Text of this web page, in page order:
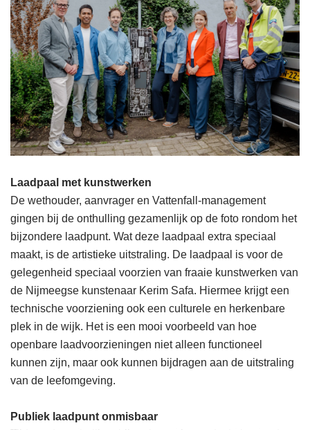
Laadpaal met kunstwerken
De wethouder, aanvrager en Vattenfall-management
gingen bij de onthulling gezamenlijk op de foto rondom het
bijzondere laadpunt. Wat deze laadpaal extra speciaal
maakt, is de artistieke uitstraling. De laadpaal is voor de
gelegenheid speciaal voorzien van fraaie kunstwerken van
de Nijmeegse kunstenaar Kerim Safa. Hiermee krijgt een
technische voorziening ook een culturele en herkenbare
plek in de wijk. Het is een mooi voorbeeld van hoe
openbare laadvoorzieningen niet alleen functioneel
kunnen zijn, maar ook kunnen bijdragen aan de uitstraling
van de leefomgeving.
Publiek laadpunt onmisbaar